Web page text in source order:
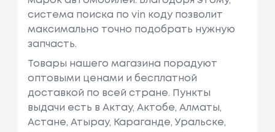
система поиска по vin коду позволит
максимально точно подобрать нужную
запчасть.
Товары нашего магазина порадуют
оптовыми ценами и бесплатной
доставкой по всей стране. Пункты
выдачи есть в Актау, Актобе, Алматы,
Астане, Атырау, Караганде, Уральске,